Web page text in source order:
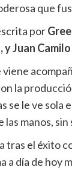
que
por
Juan
viene
la
se le ve sola
las manos,
tras el éxito
a día de hoy